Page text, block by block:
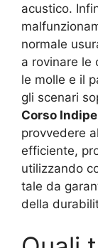
acustico.
normale
a rovinare le
le molle e il
gli scenari
Corso
provvedere
efficiente,
utilizzando
tale da
della